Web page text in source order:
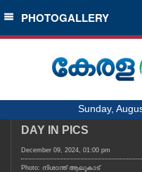
SECTIONS
HOME
NOTIFIED NEWS
KERALA
PHOTOGALLERY
Sunday,
DAY IN PICS
December 09, 2024, 01:00 pm
Photo: നിശാന്ത് ആലുകാട്